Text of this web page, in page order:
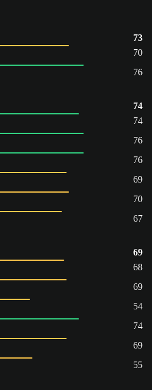
73
70
76
74
74
76
76
69
70
67
69
68
69
54
74
69
55